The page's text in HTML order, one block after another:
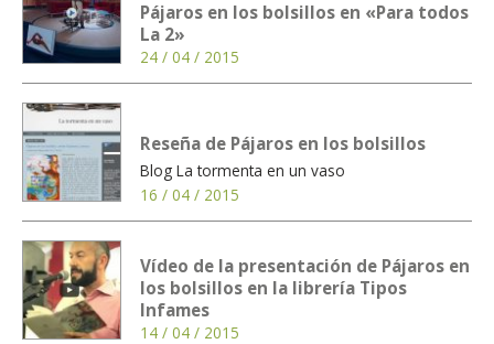
Pájaros en los bolsillos en «Para todos
La 2»
24 / 04 / 2015
Reseña de Pájaros en los bolsillos
Blog La tormenta en un vaso
16 / 04 / 2015
Vídeo de la presentación de Pájaros en
los bolsillos en la librería Tipos
Infames
14 / 04 / 2015